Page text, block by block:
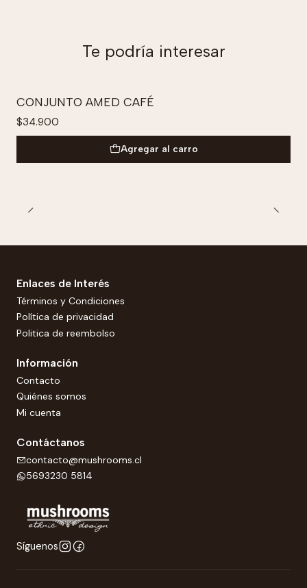
Te podría interesar
CONJUNTO AMED CAFÉ
$34.900
Agregar al carro
Enlaces de Interés
Términos y Condiciones
Política de privacidad
Politica de reembolso
Información
Contacto
Quiénes somos
Mi cuenta
Contáctanos
contacto@mushrooms.cl
5693230 5814
Síguenos